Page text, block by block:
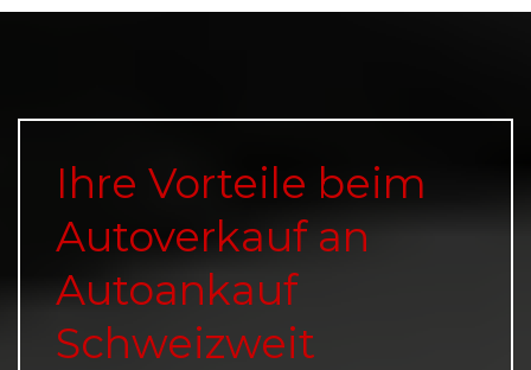
Ihre Vorteile beim
Autoverkauf an
Autoankauf
Schweizweit